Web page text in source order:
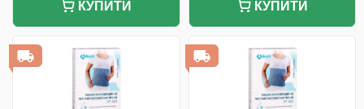
КУПИТИ КУПИТИ